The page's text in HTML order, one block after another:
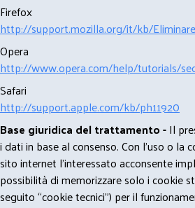
Firefox
http://support.mozilla.org/it/kb/
Opera
http://www.opera.com/help/tutorials/
Safari
http://support.apple.com/kb/ph11920
Base giuridica del trattamento -Il
i dati in base al consenso. Con l'uso o la
sito internet l’interessato acconsente
possibilità di memorizzare solo i cookie
seguito “cookie tecnici”) per il